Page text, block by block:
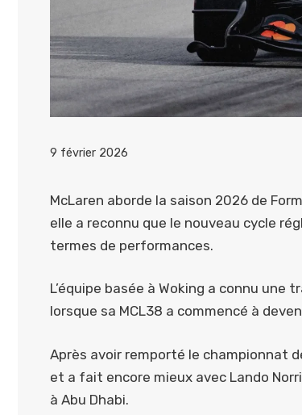
9 février 2026
McLaren aborde la saison 2026 de
elle a reconnu que le nouveau cycle
termes de performances.
L’équipe basée à Woking a connu
lorsque sa MCL38 a commencé à
Après avoir remporté le championnat
et a fait encore mieux avec Lando
à Abu Dhabi.